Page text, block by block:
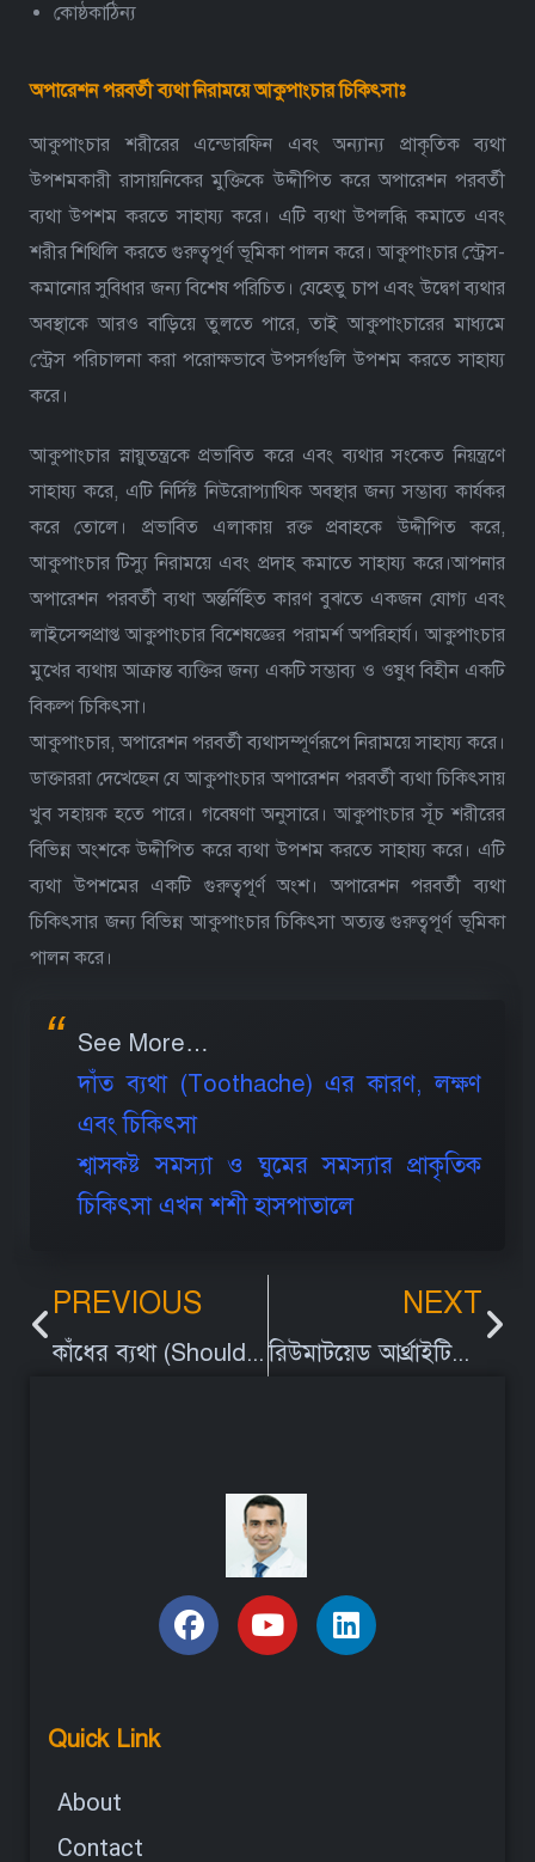
কোষ্ঠকাঠিন্য
অপারেশন পরবর্তী ব্যথা নিরাময়ে আকুপাংচার চিকিৎসাঃ
আকুপাংচার শরীরের এন্ডোরফিন এবং অন্যান্য প্রাকৃতিক ব্যথা
উপশমকারী রাসায়নিকের মুক্তিকে উদ্দীপিত করে অপারেশন পরবর্তী
ব্যথা উপশম করতে সাহায্য করে। এটি ব্যথা উপলব্ধি কমাতে এবং
শরীর শিথিলি করতে গুরুত্বপূর্ণ ভূমিকা পালন করে। আকুপাংচার স্ট্রেস-
কমানোর সুবিধার জন্য বিশেষ পরিচিত। যেহেতু চাপ এবং উদ্বেগ ব্যথার
অবস্থাকে আরও বাড়িয়ে তুলতে পারে, তাই আকুপাংচারের মাধ্যমে
স্ট্রেস পরিচালনা করা পরোক্ষভাবে উপসর্গগুলি উপশম করতে সাহায্য
করে।
আকুপাংচার স্নায়ুতন্ত্রকে প্রভাবিত করে এবং ব্যথার সংকেত নিয়ন্ত্রণে
সাহায্য করে, এটি নির্দিষ্ট নিউরোপ্যাথিক অবস্থার জন্য সম্ভাব্য কার্যকর
করে তোলে। প্রভাবিত এলাকায় রক্ত প্রবাহকে উদ্দীপিত করে,
আকুপাংচার টিস্যু নিরাময়ে এবং প্রদাহ কমাতে সাহায্য করে।আপনার
অপারেশন পরবর্তী ব্যথা অন্তর্নিহিত কারণ বুঝতে একজন যোগ্য এবং
লাইসেন্সপ্রাপ্ত আকুপাংচার বিশেষজ্ঞের পরামর্শ অপরিহার্য। আকুপাংচার
মুখের ব্যথায় আক্রান্ত ব্যক্তির জন্য একটি সম্ভাব্য ও ওষুধ বিহীন একটি
বিকল্প চিকিৎসা।
আকুপাংচার, অপারেশন পরবর্তী ব্যথাসম্পূর্ণরূপে নিরাময়ে সাহায্য করে।
ডাক্তাররা দেখেছেন যে আকুপাংচার অপারেশন পরবর্তী ব্যথা চিকিৎসায়
খুব সহায়ক হতে পারে। গবেষণা অনুসারে। আকুপাংচার সূঁচ শরীরের
বিভিন্ন অংশকে উদ্দীপিত করে ব্যথা উপশম করতে সাহায্য করে। এটি
ব্যথা উপশমের একটি গুরুত্বপূর্ণ অংশ। অপারেশন পরবর্তী ব্যথা
চিকিৎসার জন্য বিভিন্ন আকুপাংচার চিকিৎসা অত্যন্ত গুরুত্বপূর্ণ ভূমিকা
পালন করে।
See More…
দাঁত ব্যথা (Toothache) এর কারণ, লক্ষণ
এবং চিকিৎসা
শ্বাসকষ্ট সমস্যা ও ঘুমের সমস্যার প্রাকৃতিক
চিকিৎসা এখন শশী হাসপাতালে
PREVIOUS
কাঁধের ব্যথা (Shoulder Pain) দূর করার উপায়, কারন ও লক্ষণ | Dr S.M. Shahidul Islam PhD
NEXT
রিউমাটয়েড আর্থ্রাইটিস বা বাত ব্যথা (Rheumatoid Arthritis)প্রতিরোধের আকুপাংচারের ভূমিকা
Quick Link
About
Contact